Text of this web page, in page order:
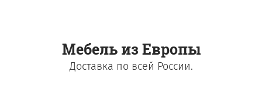
Мебель из Европы
Доставка по всей России.